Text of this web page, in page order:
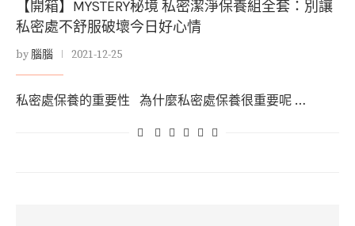
【開箱】MYSTERY秘境 私密潔淨保養組全套：別讓
私密處不舒服破壞今日好心情
by腦腦 2021-12-25
私密處保養的重要性 為什麼私密處保養很重要呢 …